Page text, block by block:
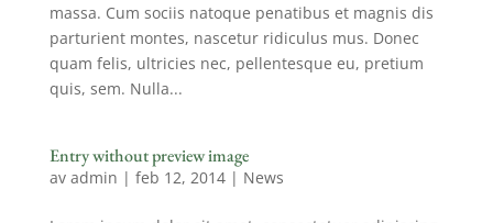
massa. Cum sociis natoque penatibus et magnis dis
parturient montes, nascetur ridiculus mus. Donec
quam felis, ultricies nec, pellentesque eu, pretium
quis, sem. Nulla...
Entry without preview image
av admin | feb 12, 2014| News